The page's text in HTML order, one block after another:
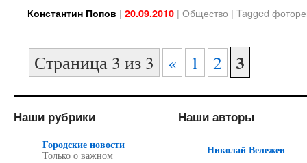
Константин Попов | 20.09.2010 | Общество | Tagged
Страница 3 из 3 « 1 2 3
Наши рубрики
Городские новости
Только о важном
Наши авторы
Николай Вележев